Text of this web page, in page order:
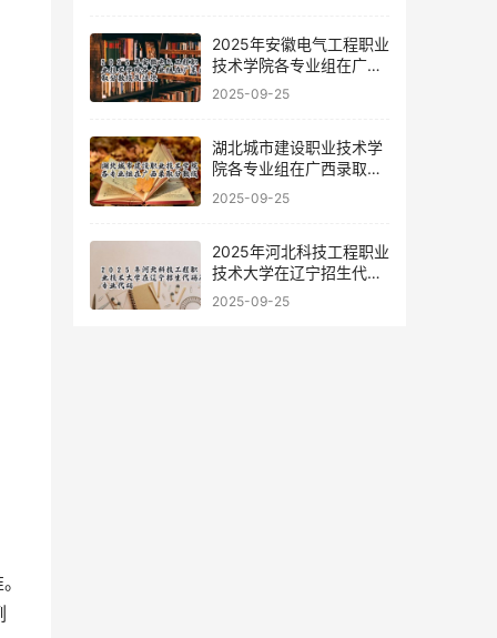
2025年安徽电气工程职业
技术学院各专业组在广东
录取分数线及位次
2025-09-25
湖北城市建设职业技术学
院各专业组在广西录取分
数线
2025-09-25
2025年河北科技工程职业
技术大学在辽宁招生代码
及专业代码
2025-09-25